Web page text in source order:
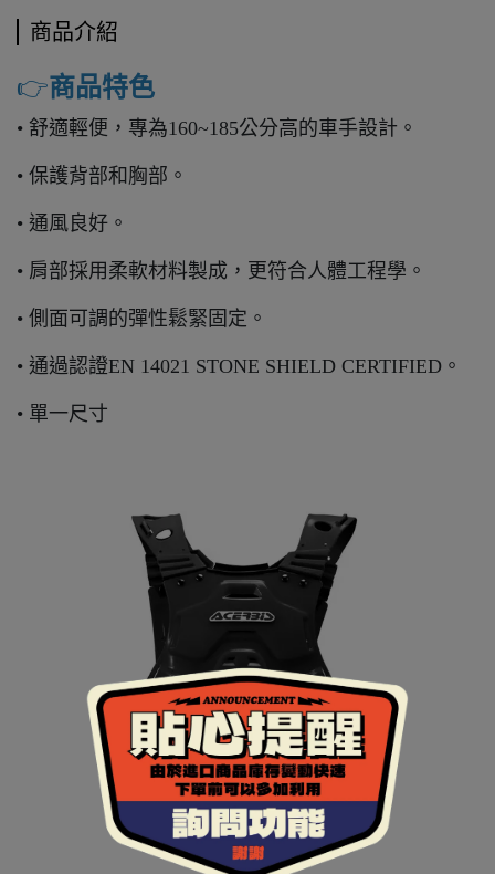
商品介紹
👉️商品特色
• 舒適輕便，專為160~185公分高的車手設計。
• 保護背部和胸部。
• 通風良好。
• 肩部採用柔軟材料製成，更符合人體工程學。
• 側面可調的彈性鬆緊固定。
• 通過認證EN 14021 STONE SHIELD CERTIFIED。
• 單一尺寸